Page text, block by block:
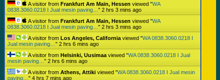
A visitor from Frankfurt Am Main, Hessen viewed "WA
0838.3060.0218 I Jual mesin paving… " 2 hrs 3 mins ago
A visitor from Frankfurt Am Main, Hessen viewed "WA
0838.3060.0218 I Jual mesin paving… " 2 hrs 3 mins ago
A visitor from Los Angeles, California viewed "WA 0838.3060.0218 I
Jual mesin paving… " 2 hrs 6 mins ago
A visitor from Helsinki, Uusimaa viewed "WA 0838.3060.0218 I Jual
mesin paving… " 2 hrs 6 mins ago
A visitor from Athens, Attiki viewed "WA 0838.3060.0218 I Jual mesin
paving… " 4 hrs 7 mins ago